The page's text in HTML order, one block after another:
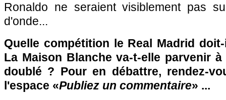
Ronaldo ne seraient visiblement pas
d'onde...
Quelle compétition le Real Madrid
La Maison Blanche va-t-elle parvenir
doublé ? Pour en débattre, rendez-
l'espace «Publiez un commentaire» ...